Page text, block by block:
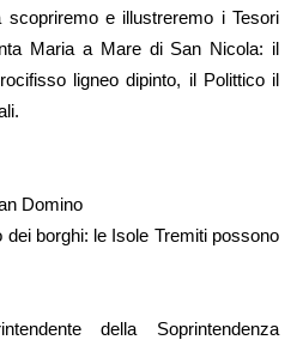
e illustreremo i Tesori
Maria a Mare di San Nicola: il
ligneo dipinto, il Polittico il
Domino
borghi: le Isole Tremiti possono
della Soprintendenza